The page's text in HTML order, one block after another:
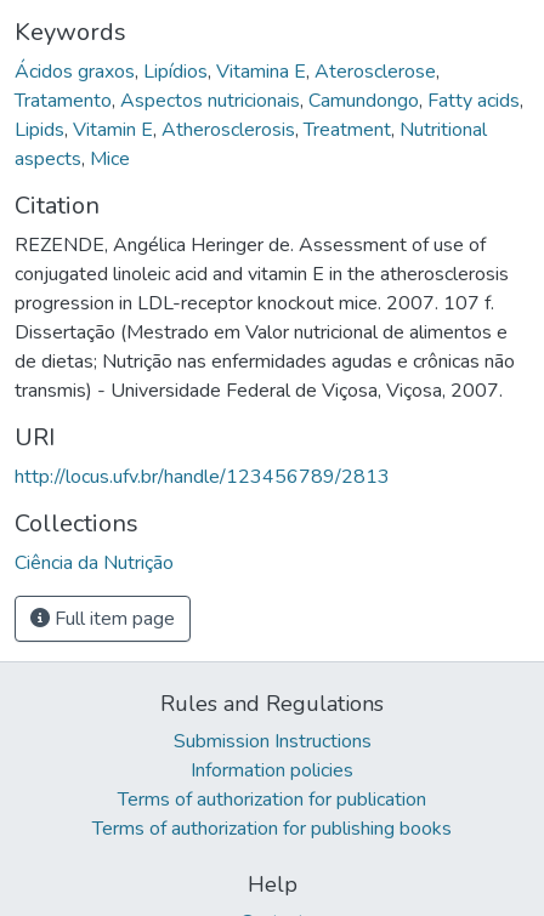
Keywords
Ácidos graxos, Lipídios, Vitamina E, Aterosclerose,
Tratamento, Aspectos nutricionais, Camundongo, Fatty acids,
Lipids, Vitamin E, Atherosclerosis,Treatment, Nutritional
aspects, Mice
Citation
REZENDE, Angélica Heringer de. Assessment of use of
conjugated linoleic acid and vitamin E in the atherosclerosis
progression in LDL-receptor knockout mice. 2007. 107 f.
Dissertação (Mestrado em Valor nutricional de alimentos e
de dietas; Nutrição nas enfermidades agudas e crônicas não
transmis) - Universidade Federal de Viçosa, Viçosa, 2007.
URI
http://locus.ufv.br/handle/123456789/2813
Collections
Ciência da Nutrição
Full item page
Rules and Regulations
Submission Instructions
Information policies
Terms of authorization for publication
Terms of authorization for publishing books
Help